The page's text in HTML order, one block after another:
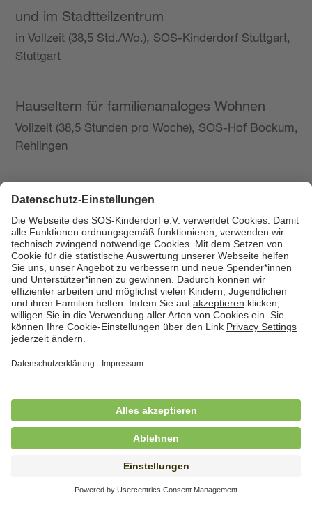
und im Stadtteilzentrum
in Vollzeit (38,5 Std./Wo.), SOS-Kinderdorf Stuttgart,
Stuttgart
Hauseltern für familienanaloges Wohnen
Vollzeit (38,5 Stunden pro Woche), SOS-Hof Bockum,
Rehlingen
Hauswirtschafterin / Köchin (m/w/d) als
Ausbilderin (m/w/d) im Bereich
Nahrungszubereitung
in Vollzeit (38,5 Std./Wo.), SOS-Kinderdorf
Saarbrücken, Saarbrücken
Hauswirtschaftskraft (m/w/d)
in Teilzeit (mind. 20 - max. 30 Std./.Wo.), SOS-
Hauswirtschaftskraft (m/w/d)
in unbefristeter Anstellung, Teilzeit (20 Std./Wo.), SOS-
Kinderdorf Dortmund, Hagen